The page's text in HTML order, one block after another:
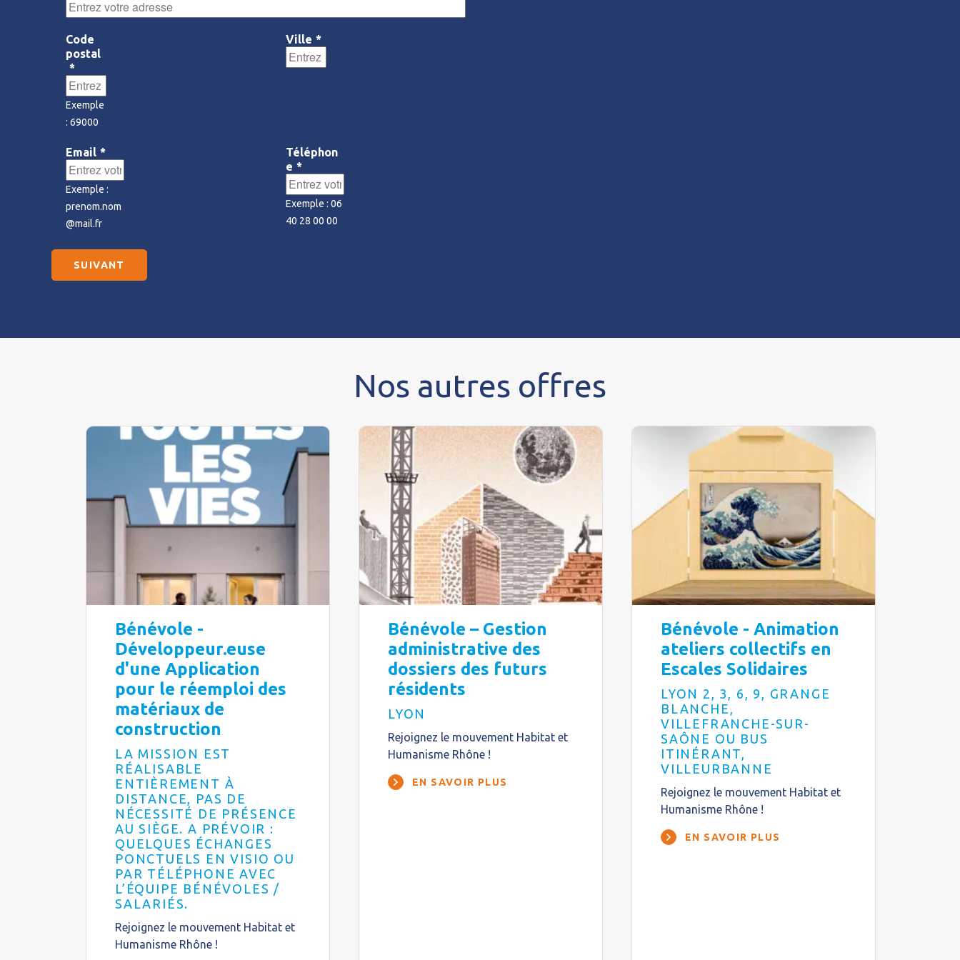
Code
postal
*
Exemple
: 69000
Ville *
Email *
Exemple :
prenom.nom
@mail.fr
Téléphon
e *
Exemple : 06
40 28 00 00
Nos autres offres
Bénévole -
Développeur.euse
d'une Application
pour le réemploi des
matériaux de
construction
LA MISSION EST
RÉALISABLE
ENTIÈREMENT À
DISTANCE, PAS DE
NÉCESSITÉ DE PRÉSENCE
AU SIÈGE. A PRÉVOIR :
QUELQUES ÉCHANGES
PONCTUELS EN VISIO OU
PAR TÉLÉPHONE AVEC
L’ÉQUIPE BÉNÉVOLES /
SALARIÉS.
Rejoignez le mouvement Habitat et
Humanisme Rhône !
Bénévole – Gestion
administrative des
dossiers des futurs
résidents
LYON
Rejoignez le mouvement Habitat et
Humanisme Rhône !
EN SAVOIR PLUS
Bénévole - Animation
ateliers collectifs en
Escales Solidaires
LYON 2, 3, 6, 9, GRANGE
BLANCHE,
VILLEFRANCHE-SUR-
SAÔNE OU BUS
ITINÉRANT,
VILLEURBANNE
Rejoignez le mouvement Habitat et
Humanisme Rhône !
EN SAVOIR PLUS